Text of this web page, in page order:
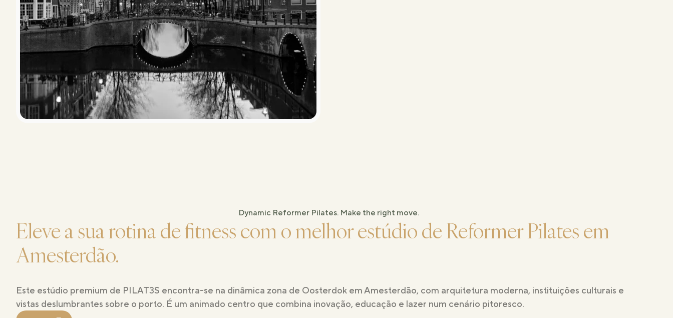
Dynamic Reformer Pilates. Make the right move.
Eleve a sua rotina de fitness com o melhor estúdio de Reformer Pilates em
Amesterdão.
Este estúdio premium de PILAT3S encontra-se na dinâmica zona de Oosterdok em Amesterdão, com arquitetura moderna, instituições culturais e
vistas deslumbrantes sobre o porto. É um animado centro que combina inovação, educação e lazer num cenário pitoresco.